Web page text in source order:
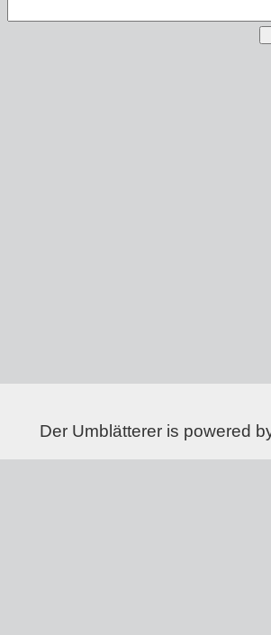
Der Umblätterer is powered